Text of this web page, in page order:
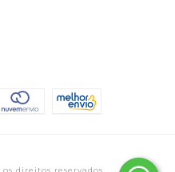
direitos reservados.